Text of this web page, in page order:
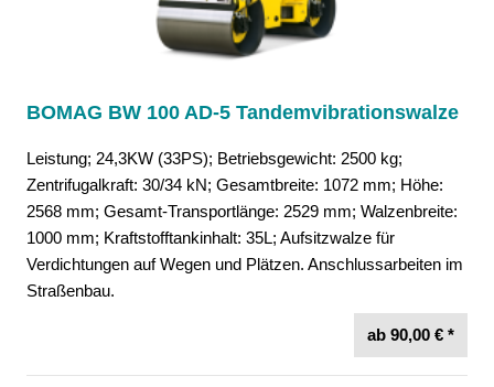
BOMAG BW 100 AD-5 Tandemvibrationswalze
Leistung; 24,3KW (33PS); Betriebsgewicht: 2500 kg;
Zentrifugalkraft: 30/34 kN; Gesamtbreite: 1072 mm; Höhe:
2568 mm; Gesamt-Transportlänge: 2529 mm; Walzenbreite:
1000 mm; Kraftstofftankinhalt: 35L; Aufsitzwalze für
Verdichtungen auf Wegen und Plätzen. Anschlussarbeiten im
Straßenbau.
ab 90,00 € *